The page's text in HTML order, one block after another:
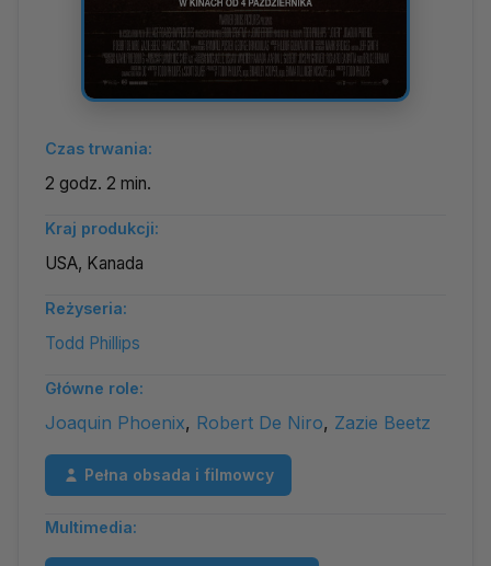
Czas trwania:
2 godz. 2 min.
Kraj produkcji:
USA, Kanada
Reżyseria:
Todd Phillips
Główne role:
Joaquin Phoenix, Robert De Niro, Zazie Beetz
Pełna obsada i filmowcy
Multimedia: